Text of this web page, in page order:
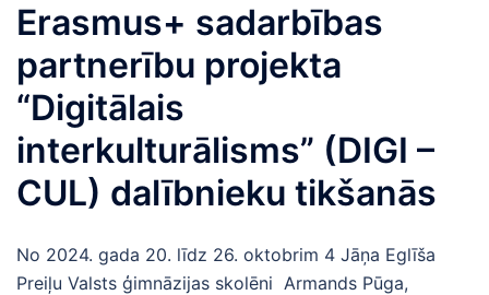
Erasmus+ sadarbības
partnerību projekta
“Digitālais
interkulturālisms” (DIGI –
CUL) dalībnieku tikšanās
No 2024. gada 20. līdz 26. oktobrim 4 Jāņa Eglīša
Preiļu Valsts ģimnāzijas skolēni Armands Pūga,